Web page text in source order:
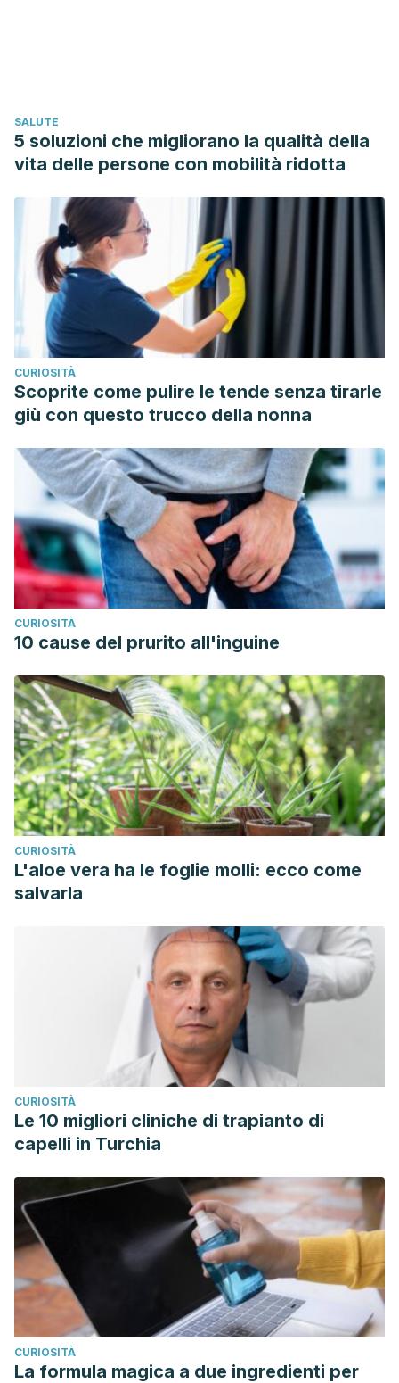
3e8e-842d-0f71bf417e9a/?
65fa-4796-a26b-060d81a8137b%7D
Congestión nasal. Mayo Clinic.
https://www.mayoclinic.org/es-es/symptoms/nasal-
congestion/basics/definition/sym-20050644
Eccles R. El papel de la congestión nasal como defensa
contra los virus respiratorios. 2021.
https://www.mendeley.com/catalogue/607fa796-6f42-
3b3e-8f3c-14e9df7b6dbb/?
5774-4e37-885f-fd8a77eeaaed%7D
Lavados nasales. En Familia. Asociación Española de
Pediatría. España; 2017.
https://www.mendeley.com/catalogue/371e6bd3-2370-
306d-9ea8-93c99df0072d/?
fcf4-4b00-98ea-736d716a1764%7D
Mucopurulento. Diccionario médico-biológico, histórico y
etimológico.
https://dicciomed.usal.es/palabra/mucopurulento-ta
SALUTE
5 soluzioni che migliorano la qualità della
vita delle persone con mobilità ridotta
CURIOSITÀ
Scoprite come pulire le tende senza tirarle
giù con questo trucco della nonna
CURIOSITÀ
10 cause del prurito all'inguine
CURIOSITÀ
L'aloe vera ha le foglie molli: ecco come
salvarla
CURIOSITÀ
Le 10 migliori cliniche di trapianto di
capelli in Turchia
CURIOSITÀ
La formula magica a due ingredienti per